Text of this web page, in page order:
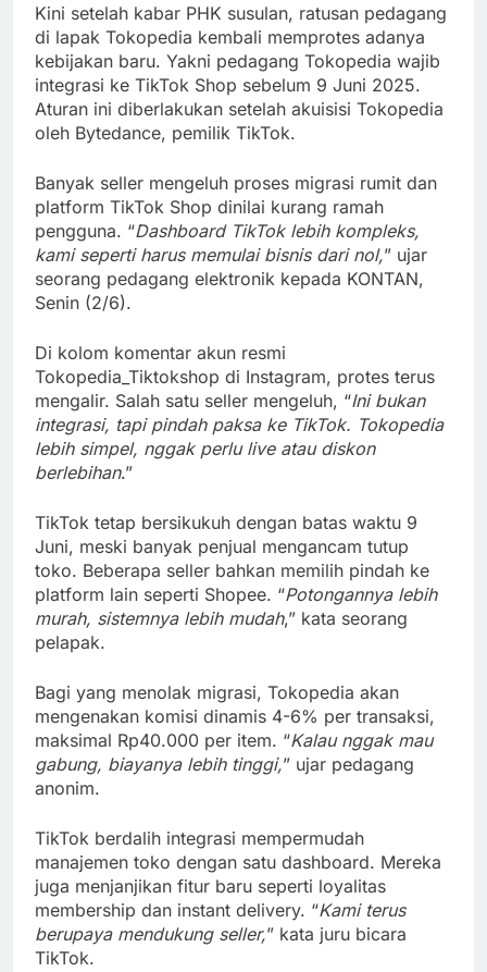
Kini setelah kabar PHK susulan, ratusan pedagang
di lapak Tokopedia kembali memprotes adanya
kebijakan baru. Yakni pedagang Tokopedia wajib
integrasi ke TikTok Shop sebelum 9 Juni 2025.
Aturan ini diberlakukan setelah akuisisi Tokopedia
oleh Bytedance, pemilik TikTok.
Banyak seller mengeluh proses migrasi rumit dan
platform TikTok Shop dinilai kurang ramah
pengguna. “Dashboard TikTok lebih kompleks,
kami seperti harus memulai bisnis dari nol,” ujar
seorang pedagang elektronik kepada KONTAN,
Senin (2/6).
Di kolom komentar akun resmi
Tokopedia_Tiktokshop di Instagram, protes terus
mengalir. Salah satu seller mengeluh, “Ini bukan
integrasi, tapi pindah paksa ke TikTok. Tokopedia
lebih simpel, nggak perlu live atau diskon
berlebihan.”
TikTok tetap bersikukuh dengan batas waktu 9
Juni, meski banyak penjual mengancam tutup
toko. Beberapa seller bahkan memilih pindah ke
platform lain seperti Shopee. “Potongannya lebih
murah, sistemnya lebih mudah,” kata seorang
pelapak.
Bagi yang menolak migrasi, Tokopedia akan
mengenakan komisi dinamis 4-6% per transaksi,
maksimal Rp40.000 per item. “Kalau nggak mau
gabung, biayanya lebih tinggi,” ujar pedagang
anonim.
TikTok berdalih integrasi mempermudah
manajemen toko dengan satu dashboard. Mereka
juga menjanjikan fitur baru seperti loyalitas
membership dan instant delivery. “Kami terus
berupaya mendukung seller,” kata juru bicara
TikTok.